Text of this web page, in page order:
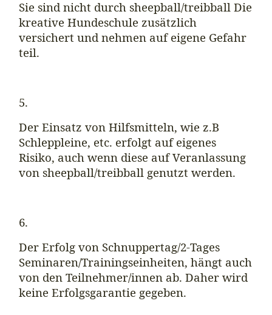
Sie sind nicht durch sheepball/treibball Die
kreative Hundeschule zusätzlich
versichert und nehmen auf eigene Gefahr
teil.
5.
Der Einsatz von Hilfsmitteln, wie z.B
Schleppleine, etc. erfolgt auf eigenes
Risiko, auch wenn diese auf Veranlassung
von sheepball/treibball genutzt werden.
6.
Der Erfolg von Schnuppertag/2-Tages
Seminaren/Trainingseinheiten, hängt auch
von den Teilnehmer/innen ab. Daher wird
keine Erfolgsgarantie gegeben.